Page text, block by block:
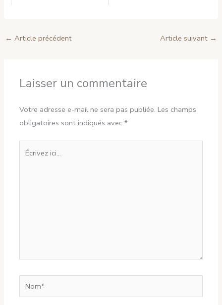
← Article précédent Article suivant →
Laisser un commentaire
Votre adresse e-mail ne sera pas publiée. Les champs
obligatoires sont indiqués avec*
Écrivez